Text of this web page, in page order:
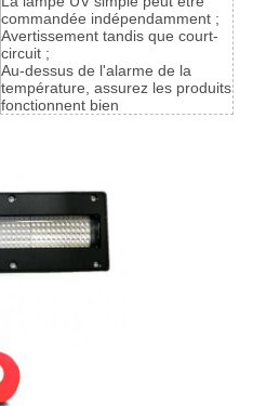
commandée indépendamment ;
Avertissement tandis que court-
circuit ;
Au-dessus de l'alarme de la
température, assurez les produits
fonctionnent bien